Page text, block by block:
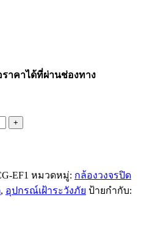
าคาได้ที่ผ่านช่องทาง
EF1 หมวดหมู่: กล้องวงจรปิด
, อุปกรณ์เฝ้าระวังภัย ป้ายกำกับ: